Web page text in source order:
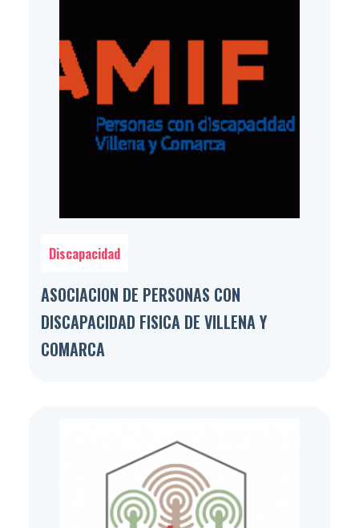
Discapacidad
ASOCIACION DE PERSONAS CON
DISCAPACIDAD FISICA DE VILLENA Y
COMARCA